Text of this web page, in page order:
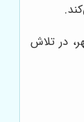
در تلاش